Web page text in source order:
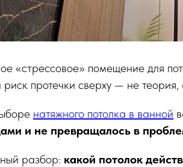
«стрессовое» помещение для
риск протечки сверху — не теория,
натяжного потолка в ванной
и не превращалось в
разбор: какой потолок